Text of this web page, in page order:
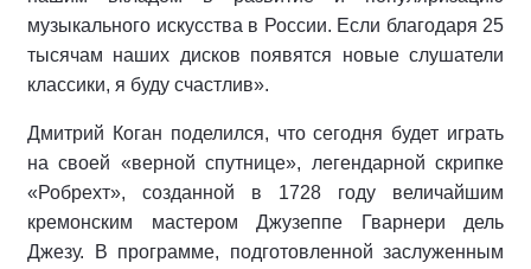
музыкального искусства в России. Если благодаря 25
тысячам наших дисков появятся новые слушатели
классики, я буду счастлив».
Дмитрий Коган поделился, что сегодня будет играть
на своей «верной спутнице», легендарной скрипке
«Робрехт», созданной в 1728 году величайшим
кремонским мастером Джузеппе Гварнери дель
Джезу. В программе, подготовленной заслуженным